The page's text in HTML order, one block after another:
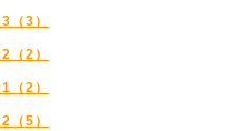
（3）
（2）
（2）
（5）